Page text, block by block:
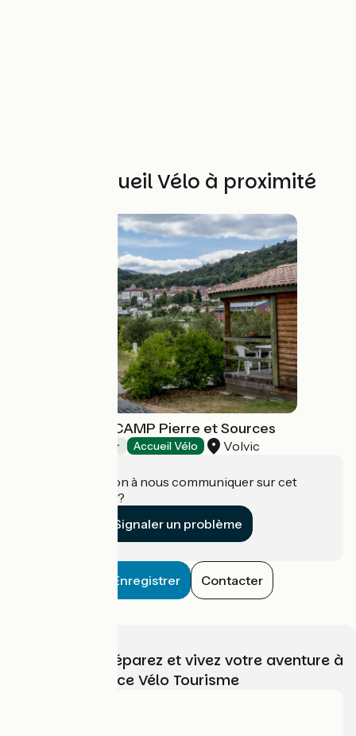
Autres Accueil Vélo à proximité
Camping ONLYCAMP Pierre et Sources
Accueil Vélo Volvic
Une information à nous communiquer sur cet
établissement ?
Signaler un problème
Enregistrer Contacter
Choisissez, préparez et vivez votre aventure à
vélo avec France Vélo Tourisme